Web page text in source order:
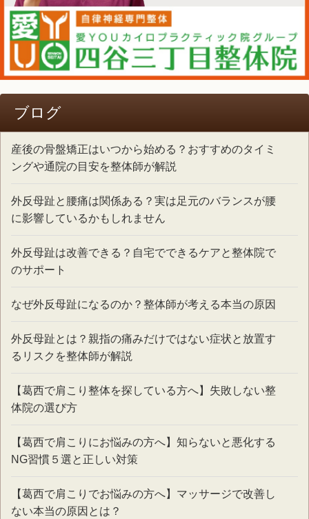
ブログ
産後の骨盤矯正はいつから始める？おすすめのタイミ
ングや通院の目安を整体師が解説
外反母趾と腰痛は関係ある？実は足元のバランスが腰
に影響しているかもしれません
外反母趾は改善できる？自宅でできるケアと整体院で
のサポート
なぜ外反母趾になるのか？整体師が考える本当の原因
外反母趾とは？親指の痛みだけではない症状と放置す
るリスクを整体師が解説
【葛西で肩こり整体を探している方へ】失敗しない整
体院の選び方
【葛西で肩こりにお悩みの方へ】知らないと悪化する
NG習慣５選と正しい対策
【葛西で肩こりでお悩みの方へ】マッサージで改善し
ない本当の原因とは？